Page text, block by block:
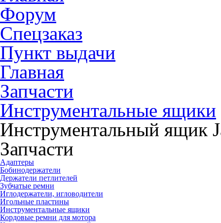
Форум
Спецзаказ
Пункт выдачи
Главная
Запчасти
Инструментальные ящики
Инструментальный ящик
Запчасти
Адаптеры
Бобинодержатели
Держатели петлителей
Зубчатые ремни
Иглодержатели, игловодители
Игольные пластины
Инструментальные ящики
Кордовые ремни для мотора